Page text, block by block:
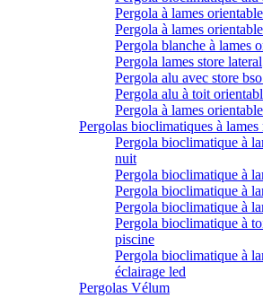
Pergola à lames
Pergola à lames
Pergola blanche à lames
Pergola lames store lateral
Pergola alu avec store
Pergola alu à toit
Pergola à lames
Pergolas bioclimatiques à lames
Pergola bioclimatique à
nuit
Pergola bioclimatique à
Pergola bioclimatique à
Pergola bioclimatique à
Pergola bioclimatique à
piscine
Pergola bioclimatique à
éclairage led
Pergolas Vélum